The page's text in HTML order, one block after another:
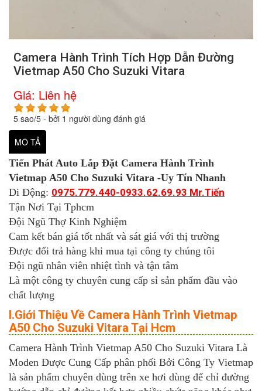
Camera Hành Trình Tích Hợp Dẫn Đường
Vietmap A50 Cho Suzuki Vitara
Giá: Liên hệ
5 sao/5 - bởi 1 người dùng đánh giá
MÔ TẢ
Tiến Phát Auto Lắp Đặt Camera Hành Trình
Vietmap A50 Cho Suzuki Vitara -Uy Tín Nhanh
Di Động: 0975.779.440-0933.62.69.93 Mr.Tiến
Tận Nơi Tại Tphcm
Đội Ngũ Thợ Kinh Nghiệm
Cam kết bán giá tốt nhất và sát giá với thị trường
Được đổi trả hàng khi mua tại công ty chúng tôi
Đội ngũ nhân viên nhiệt tình và tận tâm
Là một công ty chuyên cung cấp sỉ sản phẩm đầu vào
chất lượng
I.Giới Thiệu Về Camera Hành Trình Vietmap
A50 Cho Suzuki Vitara Tại Hcm
Camera Hành Trình Vietmap A50 Cho Suzuki Vitara Là
Moden Được Cung Cấp phân phối Bởi Công Ty Vietmap
là sản phẩm chuyên dùng trên xe hơi dùng để chỉ đường